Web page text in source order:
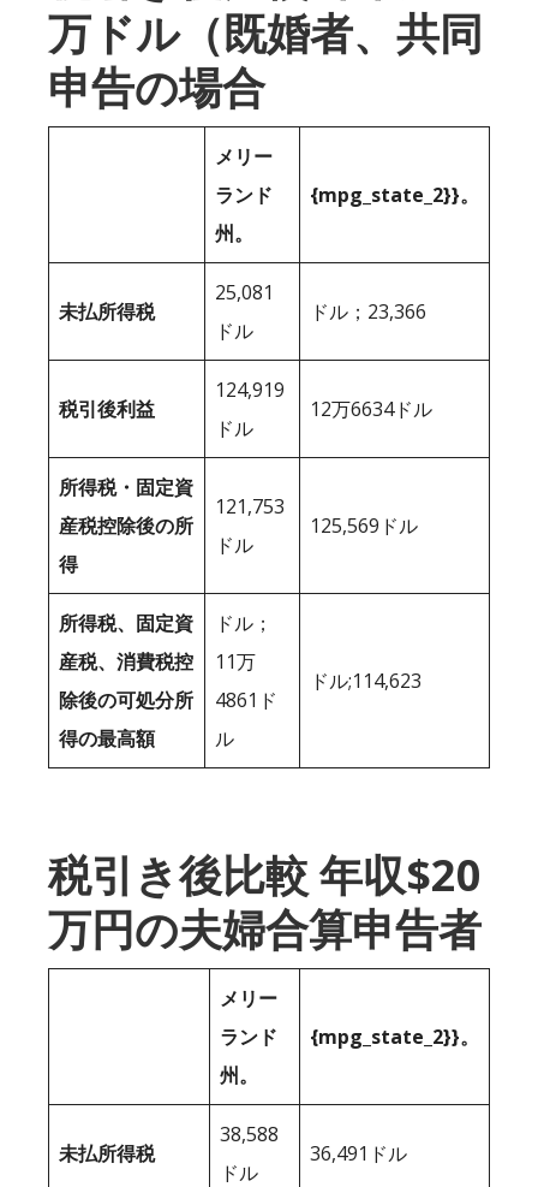
万ドル（既婚者、共同
申告の場合
メリー
ランド
州。
{mpg_state_2}}。
未払所得税
25,081
ドル
ドル；23,366
税引後利益
124,919
ドル
12万6634ドル
所得税・固定資
産税控除後の所
得
121,753
ドル
125,569ドル
所得税、固定資
産税、消費税控
除後の可処分所
得の最高額
ドル；
11万
4861ド
ル
ドル;114,623
税引き後比較 年収$20
万円の夫婦合算申告者
メリー
ランド
州。
{mpg_state_2}}。
未払所得税
38,588
ドル
36,491ドル